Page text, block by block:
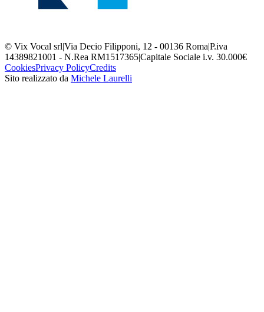
© Vix Vocal srl|Via Decio Filipponi, 12 - 00136 Roma|P.iva
14389821001 - N.Rea RM1517365|Capitale Sociale i.v. 30.000€
CookiesPrivacy PolicyCredits
Sito realizzato da Michele Laurelli